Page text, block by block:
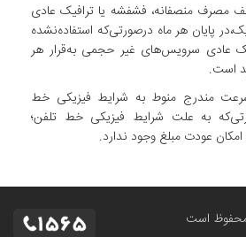
مصرف منصفانه، فشفشه یا ترافیک عادی
پایان هر ماه درصورتی‌که استفاده‌نشده
عادی سرویس‌های غیر حجمی به‌قرار هر
سرعت مندرج منوط به شرایط فیزیکی خط
به علت شرایط فیزیکی خط تلفن؛
عودت مبلغ وجود ندارد.
است